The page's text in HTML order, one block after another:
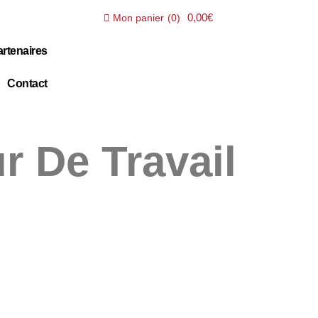
Contact
Mon panier (0) 0,00€
De Travail